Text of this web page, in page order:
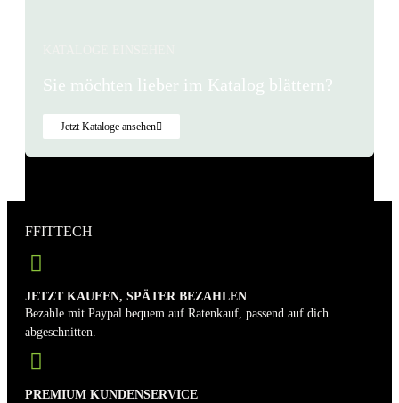
Sie möchten lieber im Katalog blättern?
Jetzt Kataloge ansehen
FFITTECH
JETZT KAUFEN, SPÄTER BEZAHLEN
Bezahle mit Paypal bequem auf Ratenkauf, passend auf dich
abgeschnitten.
PREMIUM KUNDENSERVICE